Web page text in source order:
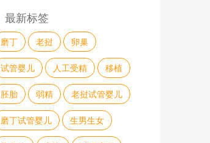
最新标签
磨丁 老挝 卵巢
试管婴儿 人工受精 移植
胚胎 弱精 老挝试管婴儿
磨丁试管婴儿 生男生女